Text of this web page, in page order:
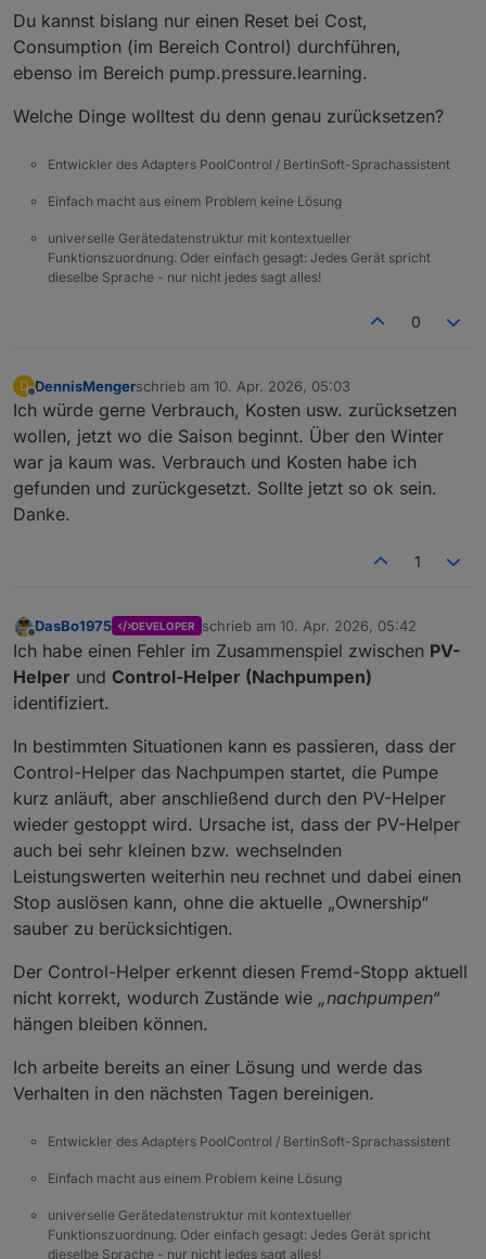
Du kannst bislang nur einen Reset bei Cost,
Consumption (im Bereich Control) durchführen,
ebenso im Bereich pump.pressure.learning.
Welche Dinge wolltest du denn genau zurücksetzen?
Entwickler des Adapters PoolControl / BertinSoft-Sprachassistent
Einfach macht aus einem Problem keine Lösung
universelle Gerätedatenstruktur mit kontextueller
Funktionszuordnung. Oder einfach gesagt: Jedes Gerät spricht
dieselbe Sprache - nur nicht jedes sagt alles!
0
D
Offline
DennisMengerschrieb am 10. Apr. 2026, 05:03
zuletzt editiert von
Ich würde gerne Verbrauch, Kosten usw. zurücksetzen
wollen, jetzt wo die Saison beginnt. Über den Winter
war ja kaum was. Verbrauch und Kosten habe ich
gefunden und zurückgesetzt. Sollte jetzt so ok sein.
Danke.
1
Offline
DasBo1975 DEVELOPER schrieb am 10. Apr. 2026, 05:42
zuletzt editiert von
Ich habe einen Fehler im Zusammenspiel zwischen PV-
Helper und Control-Helper (Nachpumpen)
identifiziert.
In bestimmten Situationen kann es passieren, dass der
Control-Helper das Nachpumpen startet, die Pumpe
kurz anläuft, aber anschließend durch den PV-Helper
wieder gestoppt wird. Ursache ist, dass der PV-Helper
auch bei sehr kleinen bzw. wechselnden
Leistungswerten weiterhin neu rechnet und dabei einen
Stop auslösen kann, ohne die aktuelle „Ownership“
sauber zu berücksichtigen.
Der Control-Helper erkennt diesen Fremd-Stopp aktuell
nicht korrekt, wodurch Zustände wie „nachpumpen“
hängen bleiben können.
Ich arbeite bereits an einer Lösung und werde das
Verhalten in den nächsten Tagen bereinigen.
Entwickler des Adapters PoolControl / BertinSoft-Sprachassistent
Einfach macht aus einem Problem keine Lösung
universelle Gerätedatenstruktur mit kontextueller
Funktionszuordnung. Oder einfach gesagt: Jedes Gerät spricht
dieselbe Sprache - nur nicht jedes sagt alles!